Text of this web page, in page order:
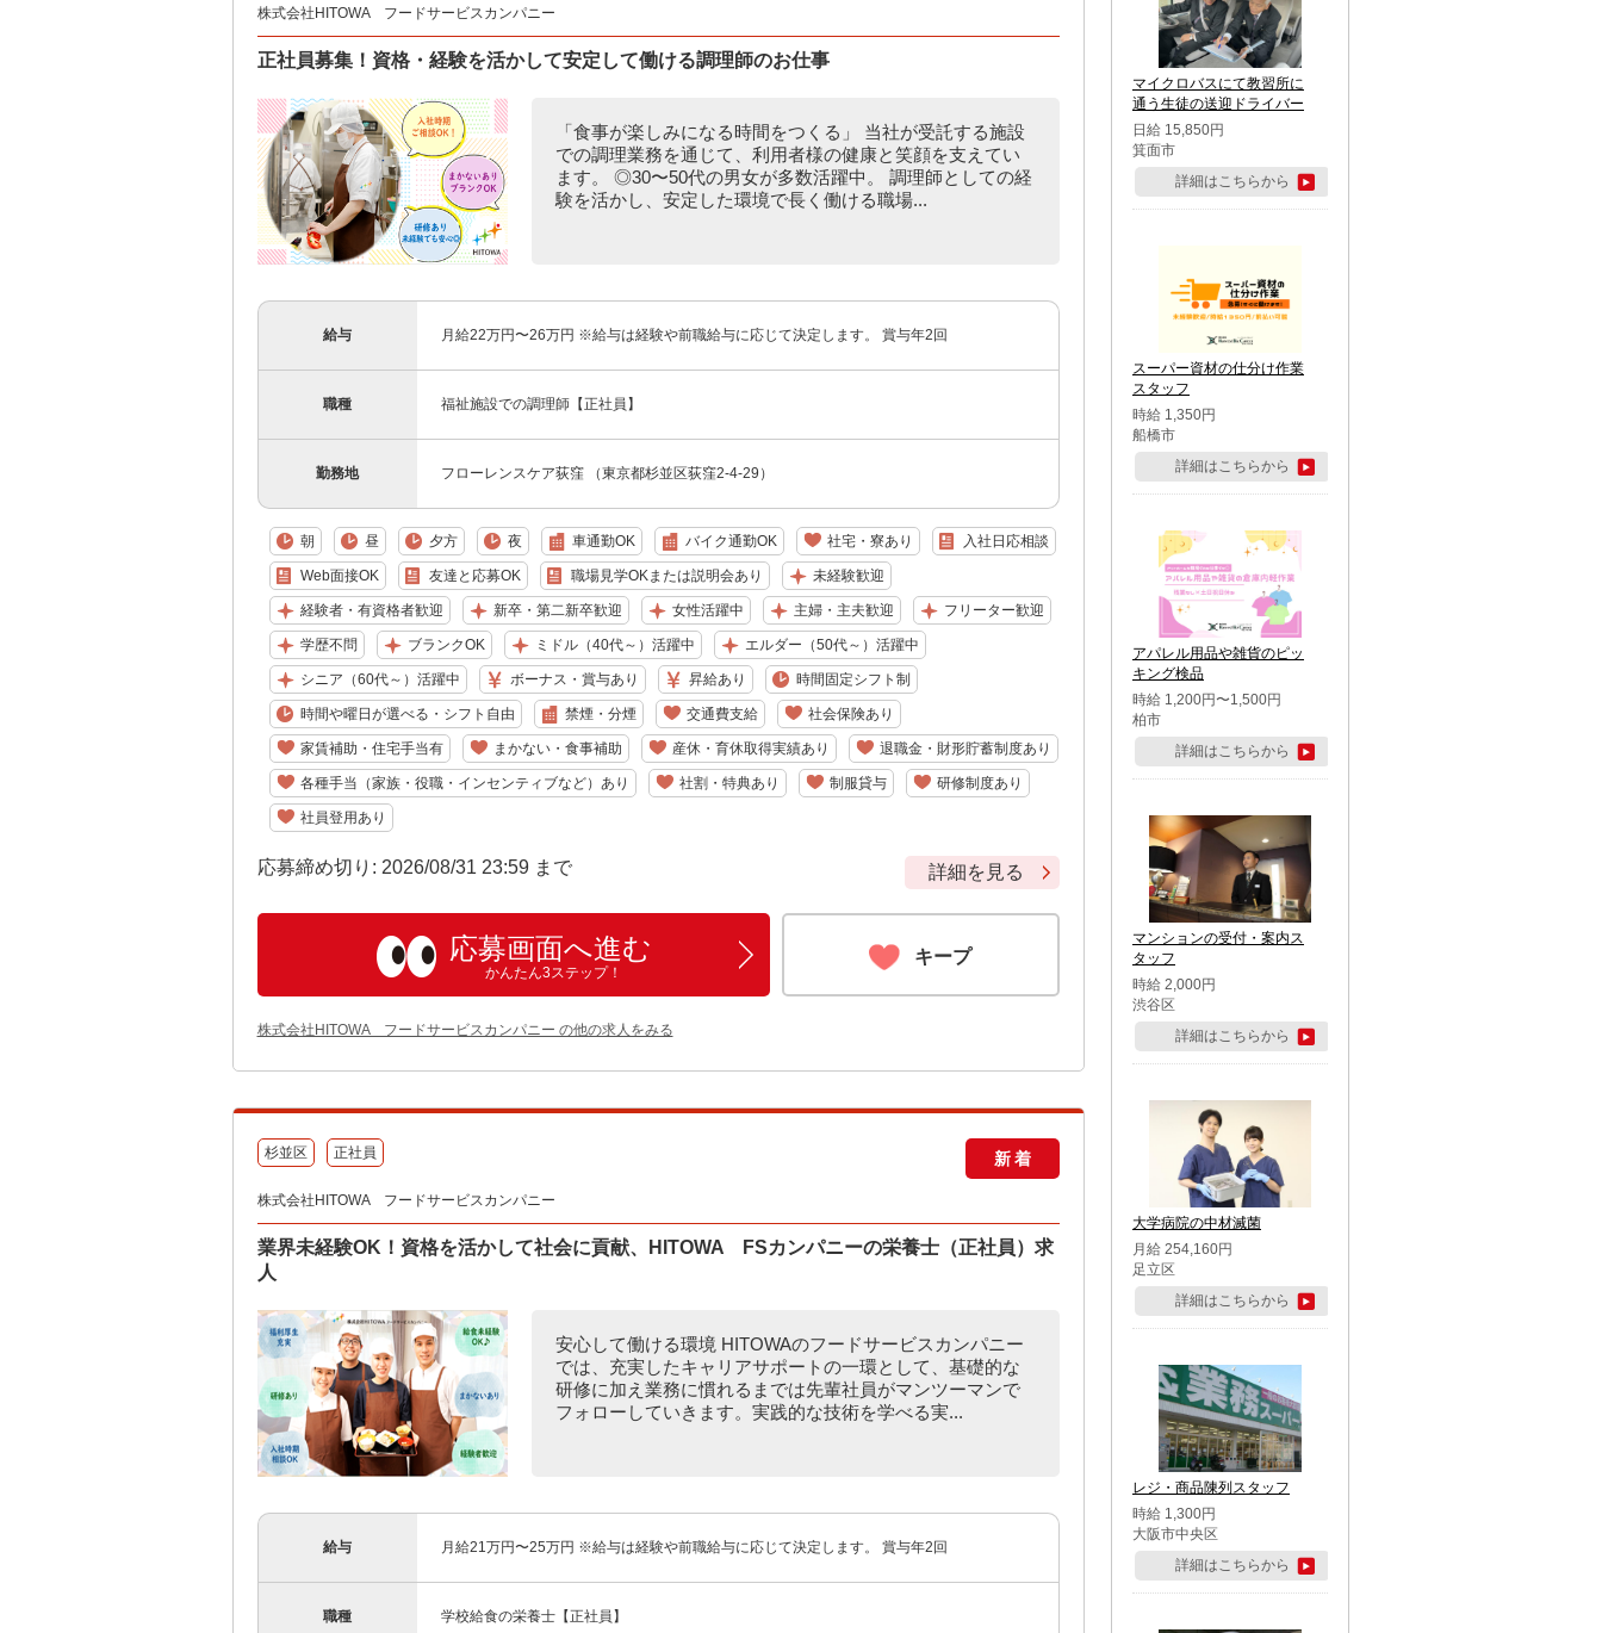
株式会社HITOWA フードサービスカンパニー
正社員募集！資格・経験を活かして安定して働ける調理師のお仕事
「食事が楽しみになる時間をつくる」 当社が受託する施設
での調理業務を通じて、利用者様の健康と笑顔を支えてい
ます。 ◎30〜50代の男女が多数活躍中。 調理師としての経
験を活かし、安定した環境で長く働ける職場...
給与 月給22万円〜26万円 ※給与は経験や前職給与に応じて決定します。 賞与年2回
職種 福祉施設での調理師【正社員】
勤務地 フローレンスケア荻窪 （東京都杉並区荻窪2-4-29）
朝 昼 夕方 夜 車通勤OK バイク通勤OK 社宅・寮あり 入社日応相談
Web面接OK 友達と応募OK 職場見学OKまたは説明会あり 未経験歓迎
経験者・有資格者歓迎 新卒・第二新卒歓迎 女性活躍中 主婦・主夫歓迎 フリーター歓迎
学歴不問 ブランクOK ミドル（40代～）活躍中 エルダー（50代～）活躍中
シニア（60代～）活躍中 ボーナス・賞与あり 昇給あり 時間固定シフト制
時間や曜日が選べる・シフト自由 禁煙・分煙 交通費支給 社会保険あり
家賃補助・住宅手当有 まかない・食事補助 産休・育休取得実績あり 退職金・財形貯蓄制度あり
各種手当（家族・役職・インセンティブなど）あり 社割・特典あり 制服貸与 研修制度あり
社員登用あり
応募締め切り: 2026/08/31 23:59 まで 詳細を見る
応募画面へ進む
かんたん3ステップ！
キープ
株式会社HITOWA フードサービスカンパニー の他の求人をみる
杉並区 正社員 新着
株式会社HITOWA フードサービスカンパニー
業界未経験OK！資格を活かして社会に貢献、HITOWA FSカンパニーの栄養士（正社員）求
人
安心して働ける環境 HITOWAのフードサービスカンパニー
では、充実したキャリアサポートの一環として、基礎的な
研修に加え業務に慣れるまでは先輩社員がマンツーマンで
フォローしていきます。実践的な技術を学べる実...
給与 月給21万円〜25万円 ※給与は経験や前職給与に応じて決定します。 賞与年2回
職種 学校給食の栄養士【正社員】
マイクロバスにて教習所に
通う生徒の送迎ドライバー
日給 15,850円
箕面市
詳細はこちらから
スーパー資材の仕分け作業
スタッフ
時給 1,350円
船橋市
詳細はこちらから
アパレル用品や雑貨のピッ
キング検品
時給 1,200円〜1,500円
柏市
詳細はこちらから
マンションの受付・案内ス
タッフ
時給 2,000円
渋谷区
詳細はこちらから
大学病院の中材滅菌
月給 254,160円
足立区
詳細はこちらから
レジ・商品陳列スタッフ
時給 1,300円
大阪市中央区
詳細はこちらから